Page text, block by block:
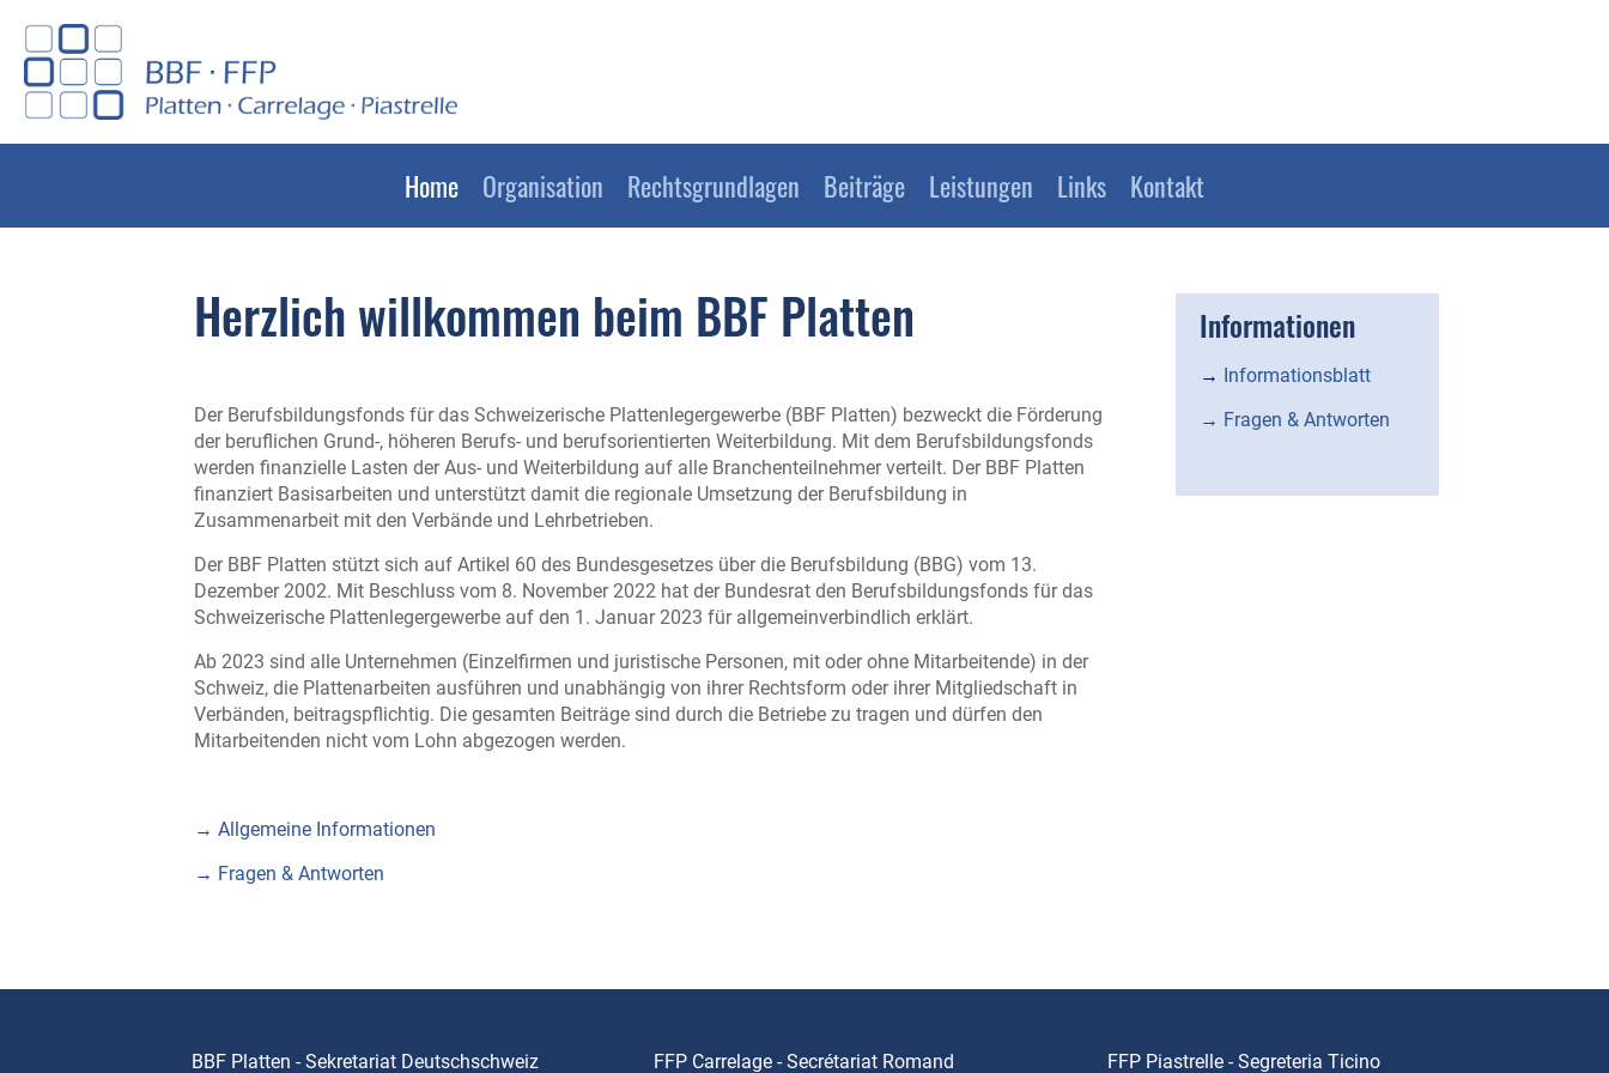
Home Organisation Rechtsgrundlagen Beiträge Leistungen Links Kontakt
Herzlich willkommen beim BBF Platten
Der Berufsbildungsfonds für das Schweizerische Plattenlegergewerbe (BBF Platten) bezweckt die Förderung
der beruflichen Grund-, höheren Berufs- und berufsorientierten Weiterbildung. Mit dem Berufsbildungsfonds
werden finanzielle Lasten der Aus- und Weiterbildung auf alle Branchenteilnehmer verteilt. Der BBF Platten
finanziert Basisarbeiten und unterstützt damit die regionale Umsetzung der Berufsbildung in
Zusammenarbeit mit den Verbände und Lehrbetrieben.
Der BBF Platten stützt sich auf Artikel 60 des Bundesgesetzes über die Berufsbildung (BBG) vom 13.
Dezember 2002. Mit Beschluss vom 8. November 2022 hat der Bundesrat den Berufsbildungsfonds für das
Schweizerische Plattenlegergewerbe auf den 1. Januar 2023 für allgemeinverbindlich erklärt.
Ab 2023 sind alle Unternehmen (Einzelfirmen und juristische Personen, mit oder ohne Mitarbeitende) in der
Schweiz, die Plattenarbeiten ausführen und unabhängig von ihrer Rechtsform oder ihrer Mitgliedschaft in
Verbänden, beitragspflichtig. Die gesamten Beiträge sind durch die Betriebe zu tragen und dürfen den
Mitarbeitenden nicht vom Lohn abgezogen werden.
→ Allgemeine Informationen
→ Fragen & Antworten
Informationen
→ Informationsblatt
→ Fragen & Antworten
BBF Platten - Sekretariat Deutschschweiz FFP Carrelage - Secrétariat Romand FFP Piastrelle - Segreteria Ticino